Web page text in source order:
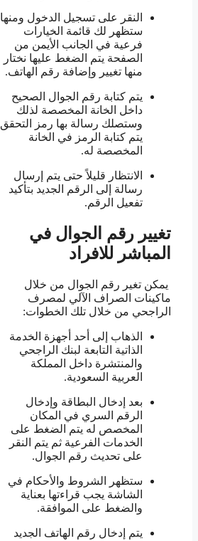
النقر على تسجيل الدخول ومنها
ستظهر لك قائمة الخيارات
فرعية في الجانب الأيمن من
الصفحة يتم الضغط عليها نختار
منها تغيير وإضافة رقم الهاتف.
يتم كتابة رقم الجوال الصحيح
داخل الخانة المخصصة لذلك
وستصلك رسالة بها رمز التحقق
يتم كتابة الرمز في الخانة
المخصصة له.
الانتظار قليلاً حتى يتم إرسال
رسالة إلى الرقم الجديد بتأكيد
تفعيل الرقم.
تغيير رقم الجوال في
المباشر للافراد
يمكن تغير رقم الجوال من خلال
ماكينات الصراف الآلي لمصرف
الراجحي من خلال تلك الخطوات:
الذهاب إلى أحد أجهزة الخدمة
الذاتية التابعة لبنك الراجحي
والمنتشرة داخل المملكة
العربية السعودية.
بعد إدخال البطاقة وإدخال
الرقم السري في المكان
المخصص له يتم الضغط على
الخدمات الفرعية ثم يتم النقر
على تحديث رقم الجوال.
ستظهر الشروط والأحكام في
الشاشة يجب قراءتها بعناية
والضغط على الموافقة.
يتم إدخال رقم الهاتف الجديد